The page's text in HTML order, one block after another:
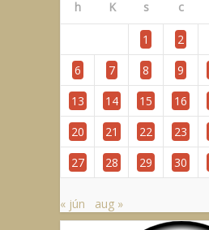
h K s c
1 2
6
7 8 9
13
14 15 16
20
21 22 23
27
28 29 30
« jún aug »